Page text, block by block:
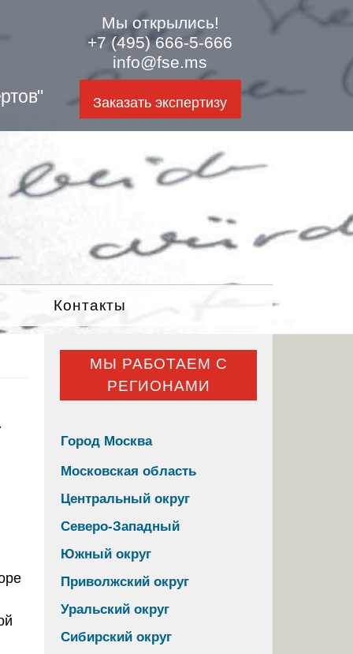
Мы открылись!
+7 (495) 666-5-666
info@fse.ms
Заказать экспертизу
Контакты
МЫ РАБОТАЕМ С
РЕГИОНАМИ
Город Москва
Московская область
Центральный округ
Северо-Западный
Южный округ
Приволжский округ
Уральский округ
Сибирский округ